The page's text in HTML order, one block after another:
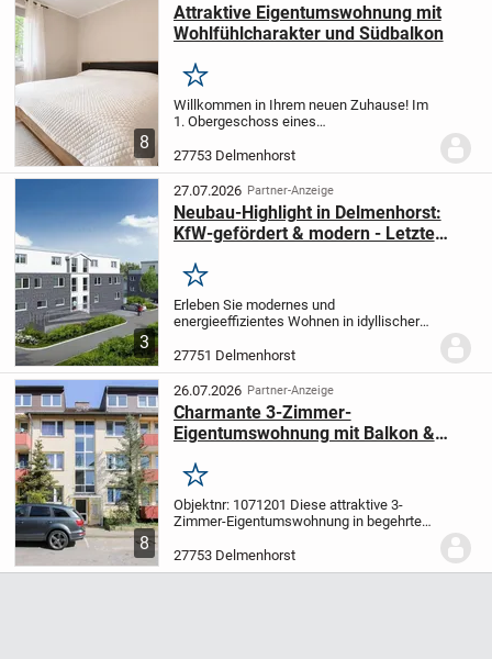
8
Attraktive Eigentumswohnung mit
Wohlfühlcharakter und Südbalkon
Merken
Willkommen in Ihrem neuen Zuhause! Im
1. Obergeschoss eines
bietet auf ca. 75 m² Wohnfläche ein
komfortables Zuhause für Singles, Paare
oder kleine Familien.Die...
27753 Delmenhorst
3
27.07.2026 Partner-Anzeige
Neubau-Highlight in Delmenhorst:
KfW-gefördert & modern - Letzte
Merken
Erleben Sie modernes und
energieeffizientes Wohnen in idyllischer
Delmenhorst. Diese exklusiven
Neubauwohnungen vereinen hochwertige
Bauausführung mit zeitgemäßem...
27751 Delmenhorst
8
26.07.2026 Partner-Anzeige
Charmante 3-Zimmer-
Eigentumswohnung mit Balkon &
Delmenhorst
Merken
Objektnr: 1071201 Diese attraktive 3-
Zimmer-Eigentumswohnung in begehrter
Eigennutzer als auch Kapitalanleger. Die
Wohnung wird im Leerzustand übergeben
27753 Delmenhorst